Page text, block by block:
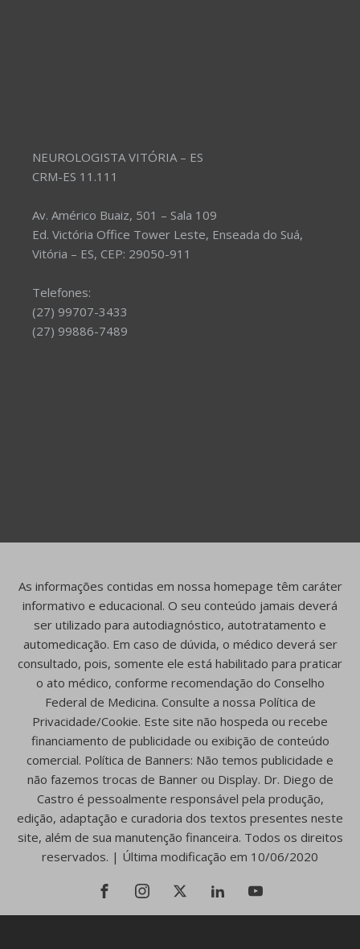
NEUROLOGISTA VITÓRIA – ES
CRM-ES 11.111
Av. Américo Buaiz, 501 – Sala 109
Ed. Victória Office Tower Leste, Enseada do Suá,
Vitória – ES, CEP: 29050-911
Telefones:
(27) 99707-3433
(27) 99886-7489
As informações contidas em nossa homepage têm caráter
informativo e educacional. O seu conteúdo jamais deverá
ser utilizado para autodiagnóstico, autotratamento e
automedicação. Em caso de dúvida, o médico deverá ser
consultado, pois, somente ele está habilitado para praticar
o ato médico, conforme recomendação do Conselho
Federal de Medicina. Consulte a nossa Política de
Privacidade/Cookie. Este site não hospeda ou recebe
financiamento de publicidade ou exibição de conteúdo
comercial. Política de Banners: Não temos publicidade e
não fazemos trocas de Banner ou Display. Dr. Diego de
Castro é pessoalmente responsável pela produção,
edição, adaptação e curadoria dos textos presentes neste
site, além de sua manutenção financeira. Todos os direitos
reservados. | Última modificação em 10/06/2020